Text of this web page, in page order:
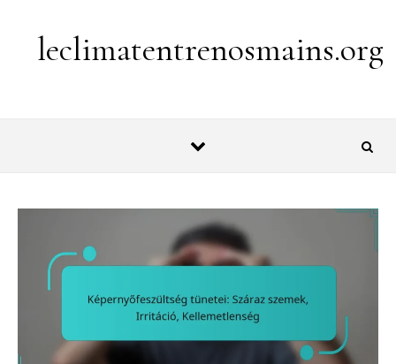
leclimatentrenosmains.org